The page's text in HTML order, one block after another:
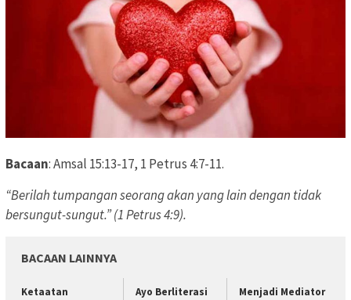
Bacaan: Amsal 15:13-17, 1 Petrus 4:7-11.
“Berilah tumpangan seorang akan yang lain dengan tidak
bersungut-sungut.” (1 Petrus 4:9).
BACAAN LAINNYA
Ketaatan
Ayo Berliterasi
Menjadi Mediator